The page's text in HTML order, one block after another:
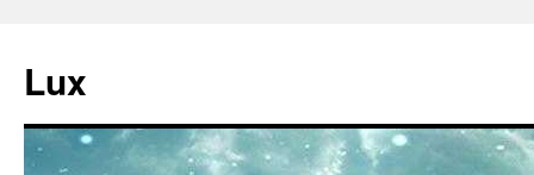
contenido
Lux